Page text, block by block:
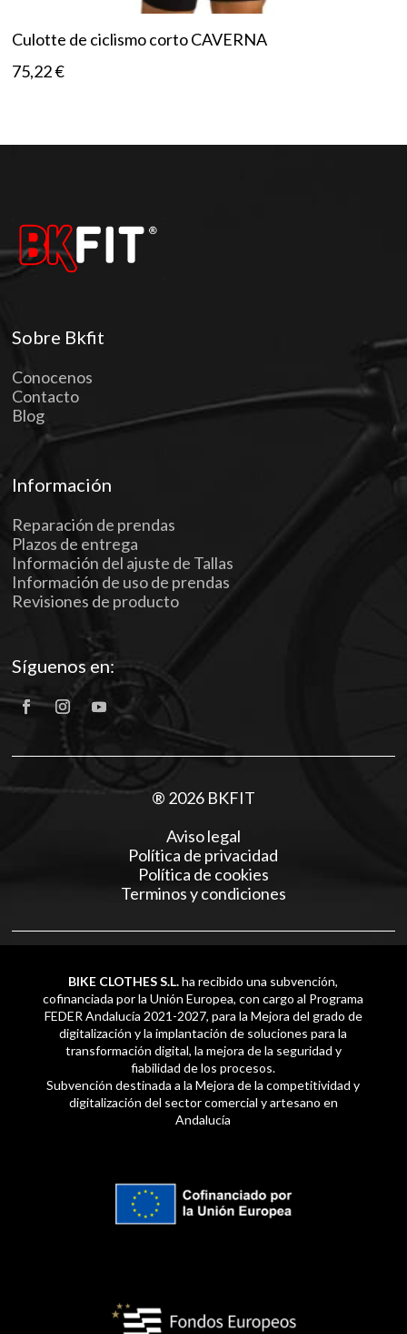
Culotte de ciclismo corto CAVERNA
75,22€
Sobre Bkfit
Conocenos
Contacto
Blog
Información
Reparación de prendas
Plazos de entrega
Información del ajuste de Tallas
Información de uso de prendas
Revisiones de producto
Síguenos en:
® 2026 BKFIT
Aviso legal
Política de privacidad
Política de cookies
Terminos y condiciones
BIKE CLOTHES S.L.ha recibido una subvención,
cofinanciada por la Unión Europea, con cargo al Programa
FEDER Andalucía 2021-2027, para la Mejora del grado de
digitalización y la implantación de soluciones para la
transformación digital, la mejora de la seguridad y
fiabilidad de los procesos.
Subvención destinada a la Mejora de la competitividad y
digitalización del sector comercial y artesano en
Andalucía